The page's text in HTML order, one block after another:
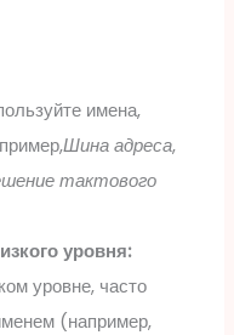
имена,
Шина адреса,
тактового
уровня:
уровне, часто
(например,